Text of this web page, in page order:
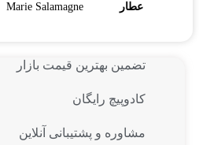
عطار Marie Salamagne
تضمین بهترین قیمت بازار
کادوپیچ رایگان
مشاوره و پشتیبانی آنلاین